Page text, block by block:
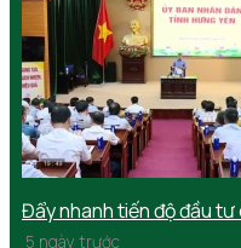
Đẩy nhanh tiến độ đầu
5 ngày trước